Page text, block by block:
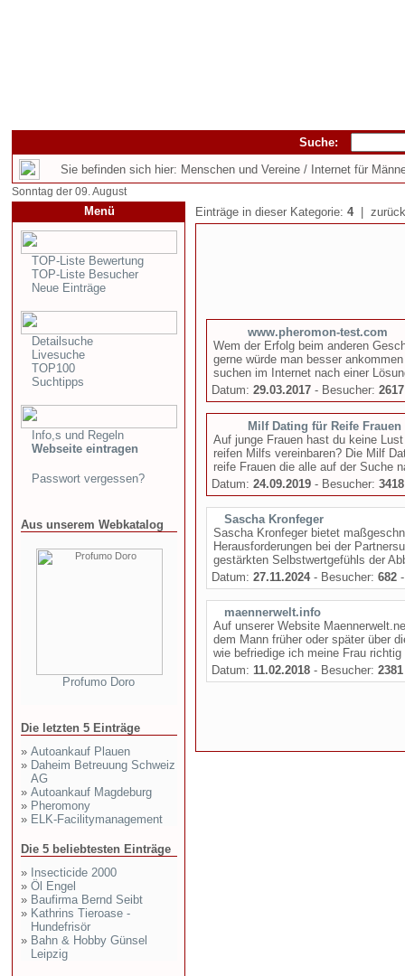
Suche:
Sie befinden sich hier: Menschen und Vereine / Internet für
Sonntag der 09. August
Menü
TOP-Liste Bewertung
TOP-Liste Besucher
Neue Einträge
Detailsuche
Livesuche
TOP100
Suchtipps
Info,s und Regeln
Webseite eintragen
Passwort vergessen?
Aus unserem Webkatalog
Profumo Doro
Die letzten 5 Einträge
» Autoankauf Plauen
» Daheim Betreuung Schweiz
AG
» Autoankauf Magdeburg
» Pheromony
» ELK-Facilitymanagement
Die 5 beliebtesten Einträge
» Insecticide 2000
» Öl Engel
» Baufirma Bernd Seibt
» Kathrins Tieroase -
Hundefrisör
» Bahn & Hobby Günsel
Leipzig
Einträge in dieser Kategorie: 4|
www.pheromon-test.com
Wem der Erfolg beim anderen
gerne würde man besser
suchen im Internet nach einer
Datum: 29.03.2017 - Besucher: 2617
Milf Dating für Reife Frauen
Auf junge Frauen hast du keine
reifen Milfs vereinbaren? Die Milf
reife Frauen die alle auf der Suche
Datum: 24.09.2019 - Besucher: 3418
Sascha Kronfeger
Sascha Kronfeger bietet
Herausforderungen bei der
gestärkten Selbstwertgefühls der
Datum: 27.11.2024- Besucher: 682
maennerwelt.info
Auf unserer Website
dem Mann früher oder später über
wie befriedige ich meine Frau
Datum: 11.02.2018 - Besucher: 2381